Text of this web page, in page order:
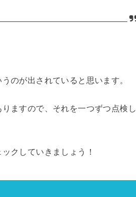
のが出されていると思います。
ますので、それを一つずつ点検し
クしていきましょう！